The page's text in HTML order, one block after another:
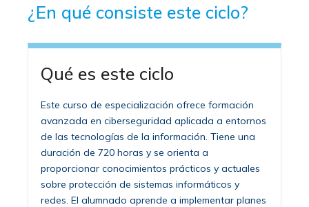
¿En qué consiste este ciclo?
Qué es este ciclo
Este curso de especialización ofrece formación
avanzada en ciberseguridad aplicada a entornos
de las tecnologías de la información. Tiene una
duración de 720 horas y se orienta a
proporcionar conocimientos prácticos y actuales
sobre protección de sistemas informáticos y
redes. El alumnado aprende a implementar planes